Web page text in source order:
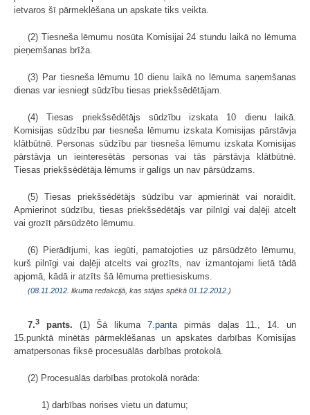
ietvaros šī pārmeklēšana un apskate tiks veikta.
(2) Tiesneša lēmumu nosūta Komisijai 24 stundu laikā no lēmuma
pieņemšanas brīža.
(3) Par tiesneša lēmumu 10 dienu laikā no lēmuma saņemšanas
dienas var iesniegt sūdzību tiesas priekšsēdētājam.
(4) Tiesas priekšsēdētājs sūdzību izskata 10 dienu laikā.
Komisijas sūdzību par tiesneša lēmumu izskata Komisijas pārstāvja
klātbūtnē. Personas sūdzību par tiesneša lēmumu izskata Komisijas
pārstāvja un ieinteresētās personas vai tās pārstāvja klātbūtnē.
Tiesas priekšsēdētāja lēmums ir galīgs un nav pārsūdzams.
(5) Tiesas priekšsēdētājs sūdzību var apmierināt vai noraidīt.
Apmierinot sūdzību, tiesas priekšsēdētājs var pilnīgi vai daļēji atcelt
vai grozīt pārsūdzēto lēmumu.
(6) Pierādījumi, kas iegūti, pamatojoties uz pārsūdzēto lēmumu,
kurš pilnīgi vai daļēji atcelts vai grozīts, nav izmantojami lietā tādā
apjomā, kādā ir atzīts šā lēmuma prettiesiskums.
(08.11.2012 . likuma redakcijā, kas stājas spēkā 01.12.2012. )
7.3 pants. (1) Šā likuma7.pantapirmās daļas 11., 14. un
15.punktā minētās pārmeklēšanas un apskates darbības Komisijas
amatpersonas fiksē procesuālās darbības protokolā.
(2) Procesuālās darbības protokolā norāda:
1) darbības norises vietu un datumu;